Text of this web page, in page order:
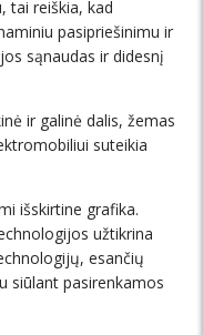
tai reiškia, kad
pasipriešinimu ir
sąnaudas ir didesnį
ir galinė dalis, žemas
suteikia
išskirtine grafika.
užtikrina
esančių
siūlant pasirenkamos